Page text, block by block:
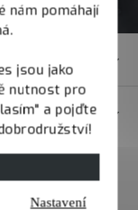
nám pomáhají
jsou jako
nutnost pro
a pojďte
Nastavení